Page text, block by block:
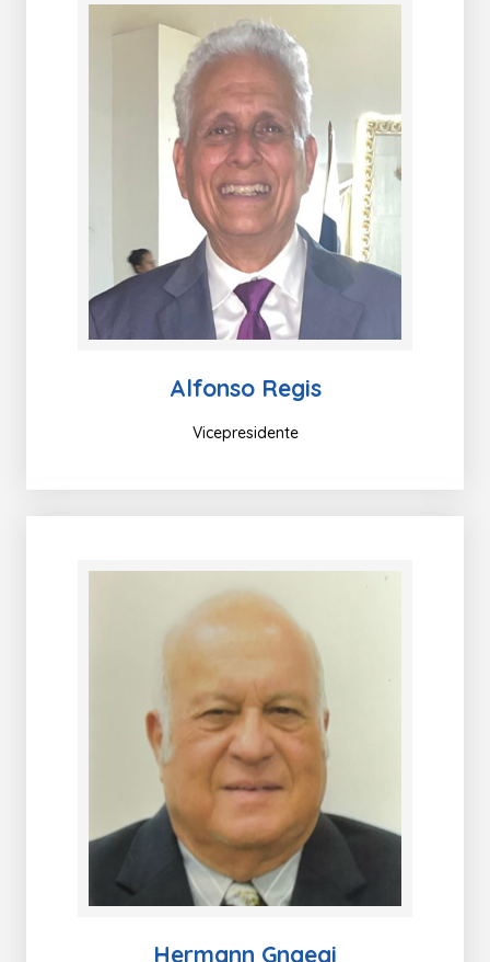
Alfonso Regis
Vicepresidente
Hermann Gnaegi